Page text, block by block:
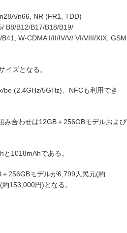
n66, NR (FR1, TDD)
B8/B12/B17/B18/B19/
W-CDMA I/II/IV/V/ VI/VIII/XIX, GSM
ズとなる。
(2.4GHz/5GHz)、NFCも利用でき
み合わせは12GB＋256GBモデルおよび
1018mAhである。
256GBモデルが6,799人民元(約
153,000円)となる。